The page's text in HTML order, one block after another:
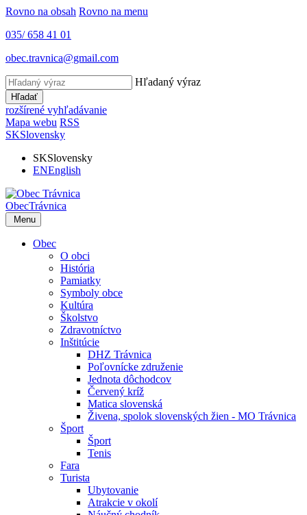
Rovno na obsah Rovno na menu
035/ 658 41 01
obec.travnica@gmail.com
Hľadaný výraz
Hľadať
rozšírené vyhľadávanie
Mapa webu RSS
SKSlovensky
SKSlovensky
ENEnglish
ObecTrávnica
Menu
Obec
O obci
História
Pamiatky
Symboly obce
Kultúra
Školstvo
Zdravotníctvo
Inštitúcie
DHZ Trávnica
Poľovnícke združenie
Jednota dôchodcov
Červený kríž
Matica slovenská
Živena, spolok slovenských žien - MO Trávnica
Šport
Šport
Tenis
Fara
Turista
Ubytovanie
Atrakcie v okolí